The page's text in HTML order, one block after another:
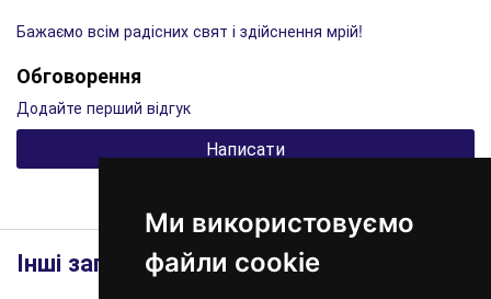
Ми використовуємо
файли cookie
Бажаємо всім радісних свят і здійснення мрій!
Обговорення
Додайте перший відгук
Написати
Інші записи